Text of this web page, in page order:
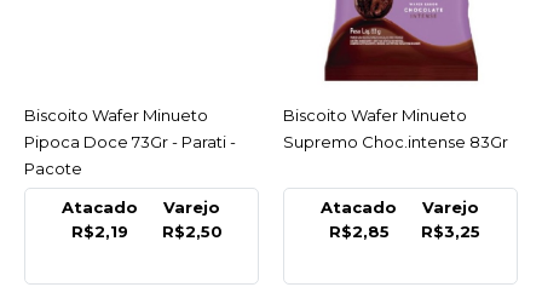
COMPRAR
COMPARAR
LISTA DE DESEJO
Biscoito Wafer Minueto
Pe De Moleque 73Gr -
ACESSAR
Biscoito Wafer Minueto
Pipoca Doce 73Gr - Parati -
Pacote
Atacado
R$2,19
Varejo
R$2,50
ACESSAR
Biscoito Wafer Minueto
Supremo Choc.intense 83Gr
Atacado
R$2,85
Varejo
R$3,25